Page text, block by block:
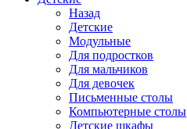
Назад
Детские
Модульные
Для подростков
Для мальчиков
Для девочек
Письменные столы
Компьютерные столы
Детские шкафы